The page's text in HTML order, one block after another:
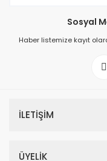
Sosyal
Haber listemize kayıt
İLETİŞİM
ÜYELİK